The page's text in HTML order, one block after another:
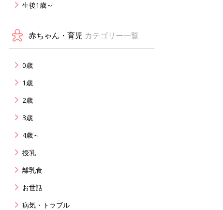
生後1歳～
赤ちゃん・育児 カテゴリー一覧
0歳
1歳
2歳
3歳
4歳～
授乳
離乳食
お世話
病気・トラブル